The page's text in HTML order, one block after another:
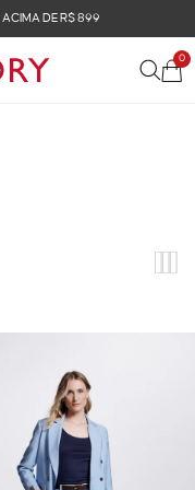
DE R$ 899
0